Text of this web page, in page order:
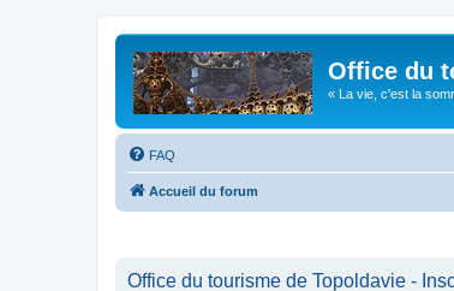
Office du
« La vie, c'est la
FAQ
Accueil du forum
Office du tourisme de Topoldavie -